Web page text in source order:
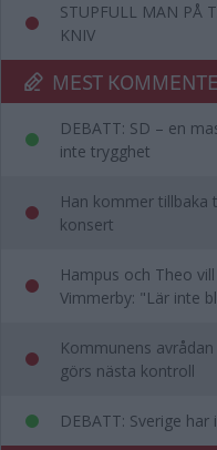
STUPFULL MAN PÅ
KNIV
MEST
DEBATT: SD – en
inte trygghet
Han kommer tillbaka
konsert
Hampus och Theo
Vimmerby: "Lär inte
Kommunens
görs nästa kontroll
DEBATT: Sverige